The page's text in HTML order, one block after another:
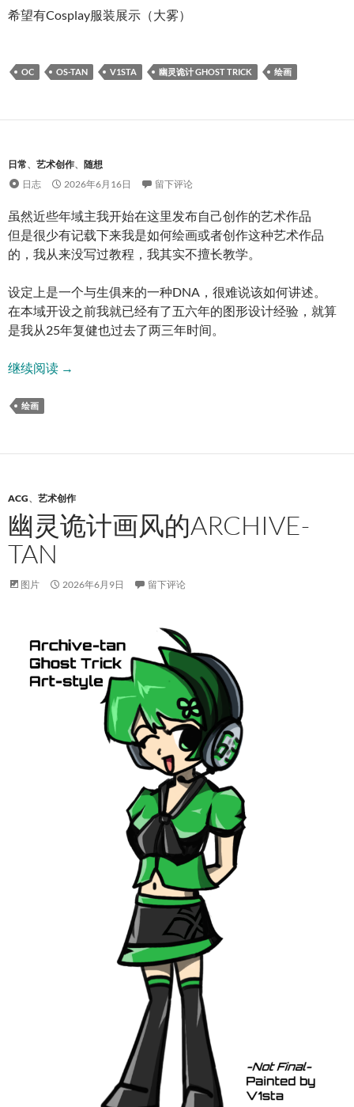
希望有Cosplay服装展示（大雾）
OC OS-TAN V1STA 幽灵诡计 GHOST TRICK 绘画
日常、 艺术创作、 随想
日志
2026年6月16日 留下评论
虽然近些年域主我开始在这里发布自己创作的艺术作品
但是很少有记载下来我是如何绘画或者创作这种艺术作品
的，我从来没写过教程，我其实不擅长教学。
设定上是一个与生俱来的一种DNA，很难说该如何讲述。
在本域开设之前我就已经有了五六年的图形设计经验，就算
是我从25年复健也过去了两三年时间。
继续阅读绘画与设计
→
绘画
ACG、 艺术创作
幽灵诡计画风的ARCHIVE-
TAN
图片 2026年6月9日 留下评论